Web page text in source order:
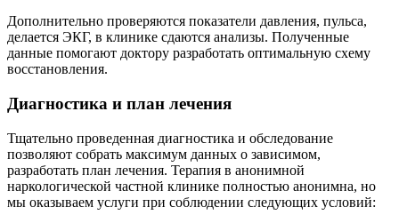
Дополнительно проверяются показатели давления, пульса,
делается ЭКГ, в клинике сдаются анализы. Полученные
данные помогают доктору разработать оптимальную схему
восстановления.
Диагностика и план лечения
Тщательно проведенная диагностика и обследование
позволяют собрать максимум данных о зависимом,
разработать план лечения. Терапия в анонимной
наркологической частной клинике полностью анонимна, но
мы оказываем услуги при соблюдении следующих условий: